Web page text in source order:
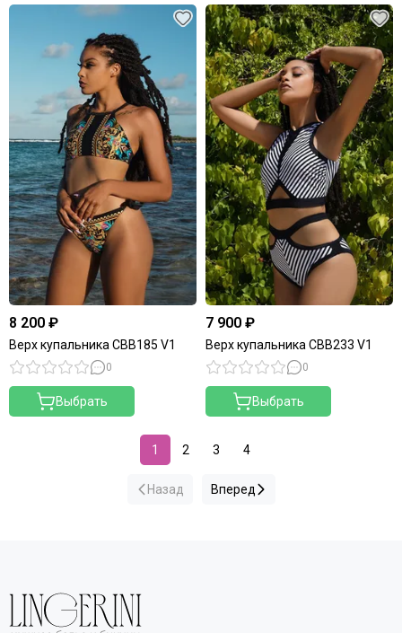
8 200 ₽
Верх купальника CBB185 V1
0
Выбрать
7 900 ₽
Верх купальника CBB233 V1
0
Выбрать
Назад
1 2 3 4
Вперед